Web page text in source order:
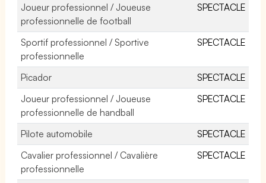
Joueur professionnel / Joueuse
professionnelle de football
SPECTACLE
Sportif professionnel / Sportive
professionnelle
SPECTACLE
Picador
SPECTACLE
Joueur professionnel / Joueuse
professionnelle de handball
SPECTACLE
Pilote automobile
SPECTACLE
Cavalier professionnel / Cavalière
professionnelle
SPECTACLE